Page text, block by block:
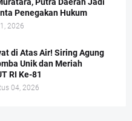
Penegakan Hukum
2026
di Atas Air! Siring Agung
Unik dan Meriah
RI Ke-81
04, 2026